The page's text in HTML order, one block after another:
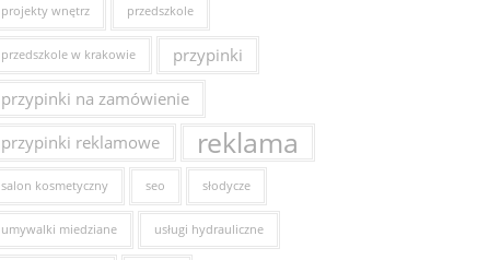
projekty wnętrz przedszkole
przedszkole w krakowie
przypinki
przypinki na zamówienie
przypinki reklamowe
reklama
salon kosmetyczny seo słodycze
umywalki miedziane usługi hydrauliczne